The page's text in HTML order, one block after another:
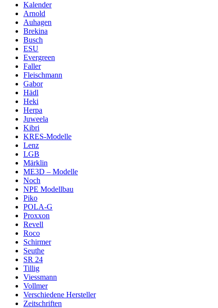
Kalender
Arnold
Auhagen
Brekina
Busch
ESU
Evergreen
Faller
Fleischmann
Gabor
Hädl
Heki
Herpa
Juweela
Kibri
KRES-Modelle
Lenz
LGB
Märklin
ME3D – Modelle
Noch
NPE Modellbau
Piko
POLA-G
Proxxon
Revell
Roco
Schirmer
Seuthe
SR 24
Tillig
Viessmann
Vollmer
Verschiedene Hersteller
Zeitschriften